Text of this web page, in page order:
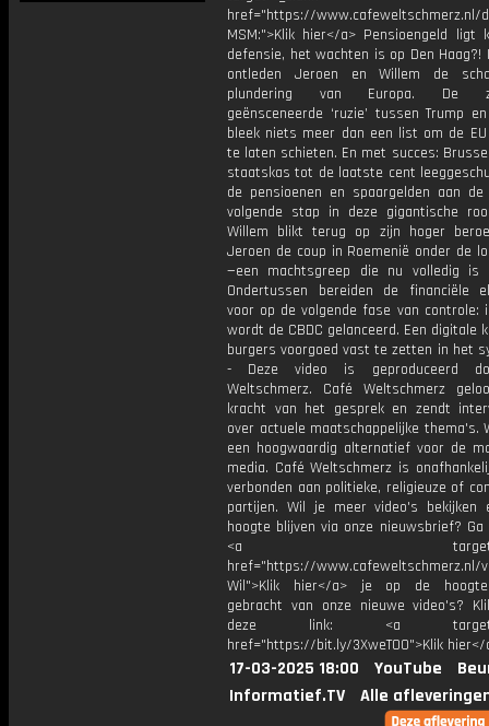
href="https://www.cafeweltschmerz.nl/
MSM:">Klik hier</a> Pensioengeld ligt
defensie, het wachten is op Den Haag?!
ontleden Jeroen en Willem de
plundering van Europa. De
geënsceneerde ‘ruzie’ tussen Trump
bleek niets meer dan een list om de
te laten schieten. En met succes:
staatskas tot de laatste cent
de pensioenen en spaargelden aan
volgende stap in deze gigantische
Willem blikt terug op zijn hoger
Jeroen de coup in Roemenië onder de
—een machtsgreep die nu volledig is
Ondertussen bereiden de financiële
voor op de volgende fase van controle:
wordt de CBDC gelanceerd. Een digitale
burgers voorgoed vast te zetten in het
- Deze video is geproduceerd
Weltschmerz. Café Weltschmerz
kracht van het gesprek en zendt
over actuele maatschappelijke thema's.
een hoogwaardig alternatief voor de
media. Café Weltschmerz is
verbonden aan politieke, religieuze of
partijen. Wil je meer video's bekijken
hoogte blijven via onze nieuwsbrief? Ga
<a
href="https://www.cafeweltschmerz.nl/
Wil">Klik hier</a> je op de
gebracht van onze nieuwe video's?
deze link: <a
href="https://bit.ly/3XweTO0">Klik hier</
17-03-2025 18:00 YouTube
Informatief.TV
Alle